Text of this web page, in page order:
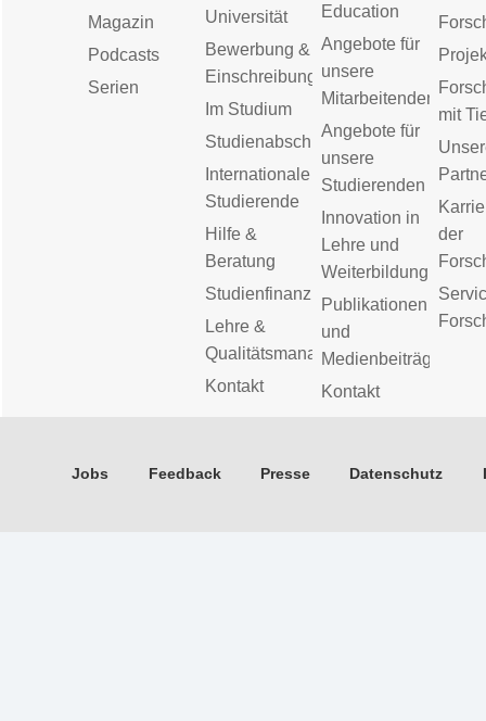
Magazin
Podcasts
Serien
Universität
Bewerbung &
Einschreibung
Im Studium
Studienabschluss
Internationale
Studierende
Hilfe &
Beratung
Studienfinanzierung
Lehre &
Qualitätsmanagement
Kontakt
Education
Angebote für
unsere
Mitarbeitenden
Angebote für
unsere
Studierenden
Innovation in
Lehre und
Weiterbildung
Publikationen
und
Medienbeiträge
Kontakt
mit
der
Jobs Feedback Presse Datenschutz